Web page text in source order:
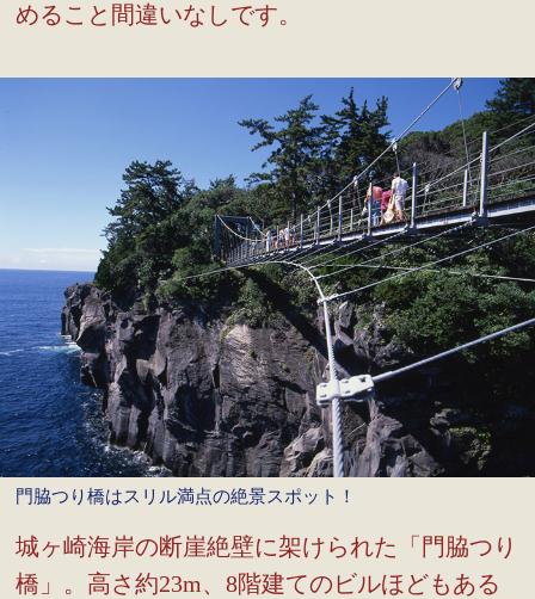
めること間違いなしです。
門脇つり橋はスリル満点の絶景スポット！
城ヶ崎海岸の断崖絶壁に架けられた「門脇つり
橋」。高さ約23m、8階建てのビルほどもある